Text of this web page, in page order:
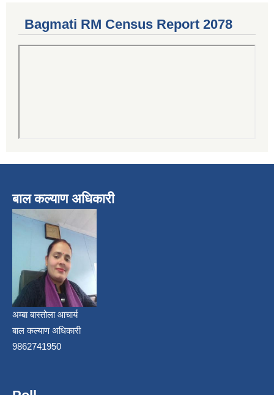
Bagmati RM Census Report 2078
बाल कल्याण अधिकारी
अम्बा बास्तोला आचार्य
बाल कल्याण अधिकारी
9862741950